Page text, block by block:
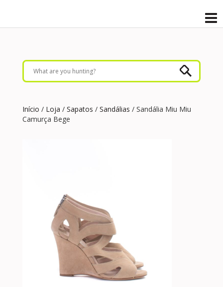
Início / Loja / Sapatos / Sandálias / Sandália Miu Miu
Camurça Bege